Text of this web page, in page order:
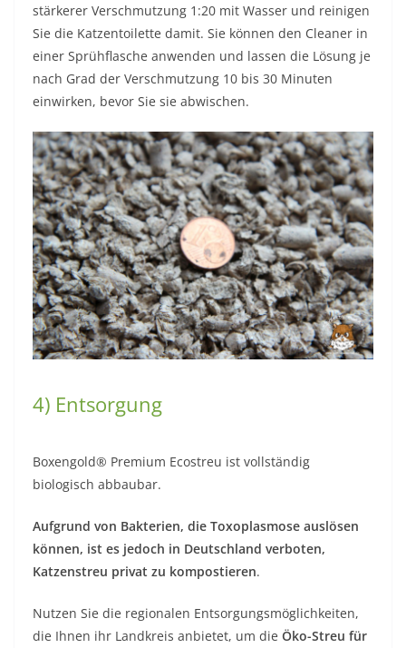
stärkerer Verschmutzung 1:20 mit Wasser und reinigen
Sie die Katzentoilette damit. Sie können den Cleaner in
einer Sprühflasche anwenden und lassen die Lösung je
nach Grad der Verschmutzung 10 bis 30 Minuten
einwirken, bevor Sie sie abwischen.
4) Entsorgung
Boxengold® Premium Ecostreu ist vollständig
biologisch abbaubar.
Aufgrund von Bakterien, die Toxoplasmose auslösen
können, ist es jedoch in Deutschland verboten,
Katzenstreu privat zu kompostieren.
Nutzen Sie die regionalen Entsorgungsmöglichkeiten,
die Ihnen ihr Landkreis anbietet, um die Öko-Streu für